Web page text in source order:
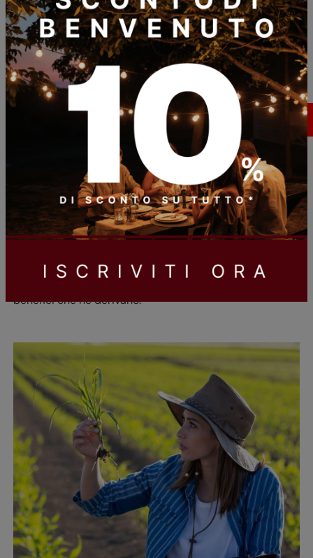
Scopri i nostri
Value proposition
Appetibilia permette di accedere ad un’esperienza in
cui si fondono piacere sensoriale e arricchimento
culturale, offre prodotti artigianali rari, esclusivi e di
qualità e insegna un metodo pratico per esplorare con
consapevolezza il mondo della gastronomia.
alla ricerca della modalità corretta per comunicare la
dimensione culturale della loro attività e ottenere così i
benefici che ne derivano.